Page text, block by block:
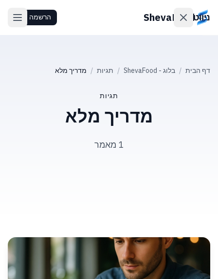
ShevaFood הרשמה ניווט
דף הבית / בלוג - ShevaFood / תגיות / מדריך מלא
תגיות
מדריך מלא
1 מאמר